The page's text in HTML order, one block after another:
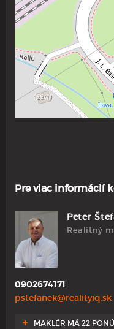
Pre viac informácií
Peter
Realitný
0902674171
pstefanek@realityiq.sk
MAKLÉR MÁ 22